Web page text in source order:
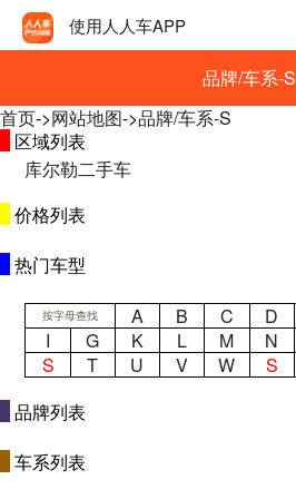
使用人人车APP
品牌/车系-S
首页->网站地图->品牌/车系-S
区域列表
库尔勒二手车
价格列表
热门车型
按字母查找 A B C D
I
G K L M N
S
T U V W S
品牌列表
车系列表